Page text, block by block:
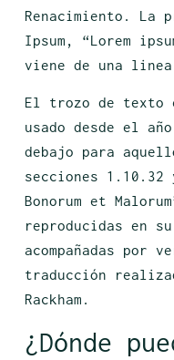
Renacimiento. La
Ipsum, “Lorem
viene de una
El trozo de texto
usado desde el
debajo para
secciones
Bonorum et
reproducidas en
acompañadas por
traducción
Rackham.
¿Dónde